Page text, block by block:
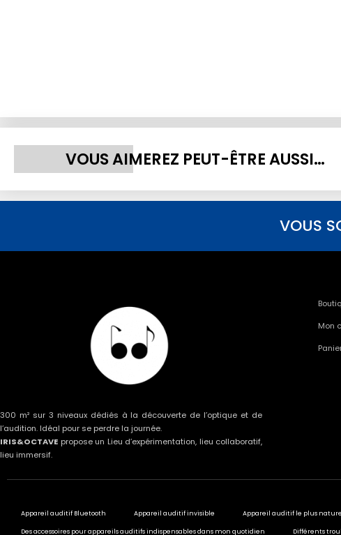
VOUS AIMEREZ PEUT-ÊTRE AUSSI…
VOUS
300 m² sur 3 niveaux dédiés à la découverte de l’optique et de
l’audition. Idéal pour se perdre la journée.
IRIS&OCTAVE propose un Lieu d’expérimentation, lieu collaboratif,
lieu immersif.
Mon
Appareil auditif Bluetooth Appareil auditif invisible Appareil auditif le plus
Des accessoires pour appareils auditifs indispensables dans mon quotidien Différents